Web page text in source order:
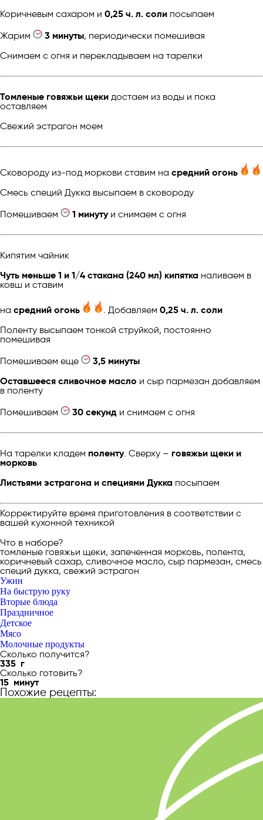
Коричневым сахаром и 0,25 ч. л. соли посыпаем
Жарим
3 минуты, периодически помешивая
Снимаем с огня и перекладываем на тарелки
Томленые говяжьи щеки достаем из воды и пока
оставляем
Свежий эстрагон моем
Сковороду из-под моркови ставим на средний огонь
Смесь специй Дукка высыпаем в сковороду
Помешиваем
1 минутуи снимаем с огня
Кипятим чайник
Чуть меньше 1 и 1/4 стакана (240 мл) кипятка наливаем в
ковш и ставим
на средний огонь . Добавляем 0,25 ч. л. соли
Поленту высыпаем тонкой струйкой, постоянно
помешивая
Помешиваем еще
3,5 минуты
Оставшееся сливочное масло и сыр пармезан добавляем
в поленту
Помешиваем
30 секунд и cнимаем с огня
На тарелки кладем поленту. Сверху – говяжьи щеки и
морковь
Листьями эстрагона и специями Дукка посыпаем
Корректируйте время приготовления в соответствии с
вашей кухонной техникой
Что в наборе?
томленые говяжьи щеки, запеченная морковь, полента,
коричневый сахар, сливочное масло, сыр пармезан, смесь
специй дукка, свежий эстрагон
Ужин
На быструю руку
Вторые блюда
Праздничное
Детское
Мясо
Молочные продукты
Сколько получится?
335 г
Сколько готовить?
15 минут
Похожие рецепты: